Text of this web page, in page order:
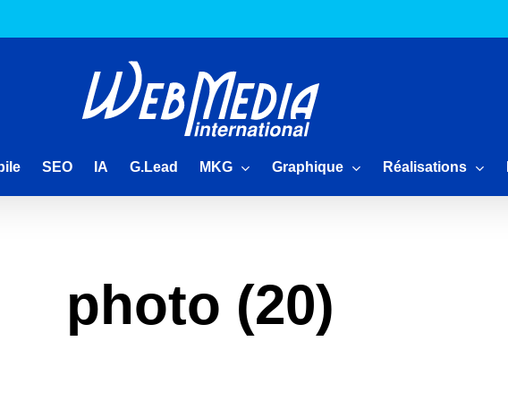
SEO IA G.Lead MKG Graphique Réalisations
photo (20)